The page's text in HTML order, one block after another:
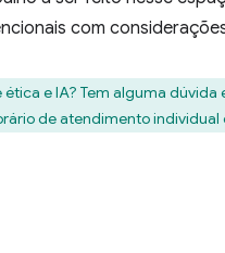
com
e IA? Tem alguma
de atendimento individual